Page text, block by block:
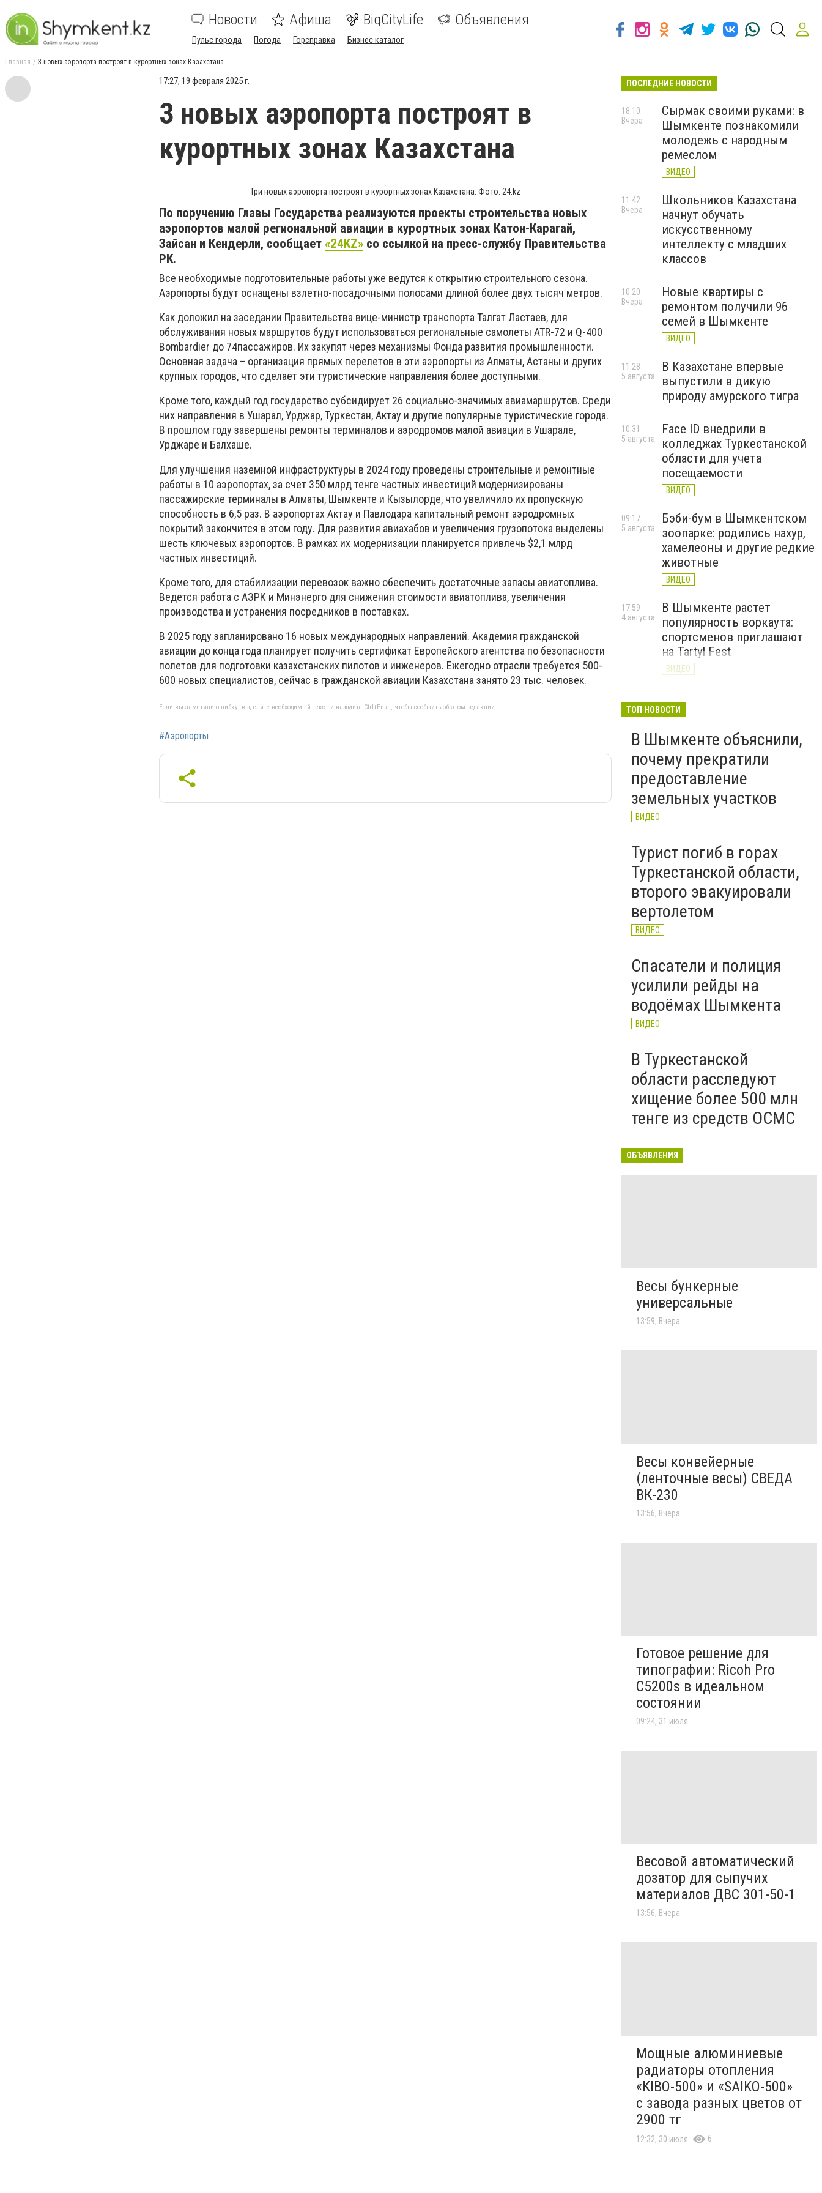
Новости Афиша BigCityLife Объявления
Пульс города Погода Горсправка Бизнес каталог
Главная 3 новых аэропорта построят в курортных зонах Казахстана
17:27, 19 февраля 2025 г.
3 новых аэропорта построят в
курортных зонах Казахстана
Три новых аэропорта построят в курортных зонах Казахстана. Фото: 24.kz
По поручению Главы Государства реализуются проекты строительства новых
аэропортов малой региональной авиации в курортных зонах Катон-Карагай,
Зайсан и Кендерли, сообщает «24KZ» со ссылкой на пресс-службу Правительства
РК.
Все необходимые подготовительные работы уже ведутся к открытию строительного сезона.
Аэропорты будут оснащены взлетно-посадочными полосами длиной более двух тысяч метров.
Как доложил на заседании Правительства вице-министр транспорта Талгат Ластаев, для
обслуживания новых маршрутов будут использоваться региональные самолеты ATR-72 и Q-400
Bombardier до 74пассажиров. Их закупят через механизмы Фонда развития промышленности.
Основная задача – организация прямых перелетов в эти аэропорты из Алматы, Астаны и других
крупных городов, что сделает эти туристические направления более доступными.
Кроме того, каждый год государство субсидирует 26 социально-значимых авиамаршрутов. Среди
них направления в Ушарал, Урджар, Туркестан, Актау и другие популярные туристические города.
В прошлом году завершены ремонты терминалов и аэродромов малой авиации в Ушарале,
Урджаре и Балхаше.
Для улучшения наземной инфраструктуры в 2024 году проведены строительные и ремонтные
работы в 10 аэропортах, за счет 350 млрд тенге частных инвестиций модернизированы
пассажирские терминалы в Алматы, Шымкенте и Кызылорде, что увеличило их пропускную
способность в 6,5 раз. В аэропортах Актау и Павлодара капитальный ремонт аэродромных
покрытий закончится в этом году. Для развития авиахабов и увеличения грузопотока выделены
шесть ключевых аэропортов. В рамках их модернизации планируется привлечь $2,1 млрд
частных инвестиций.
Кроме того, для стабилизации перевозок важно обеспечить достаточные запасы авиатоплива.
Ведется работа с АЗРК и Минэнерго для снижения стоимости авиатоплива, увеличения
производства и устранения посредников в поставках.
В 2025 году запланировано 16 новых международных направлений. Академия гражданской
авиации до конца года планирует получить сертификат Европейского агентства по безопасности
полетов для подготовки казахстанских пилотов и инженеров. Ежегодно отрасли требуется 500-
600 новых специалистов, сейчас в гражданской авиации Казахстана занято 23 тыс. человек.
Если вы заметили ошибку, выделите необходимый текст и нажмите Ctrl+Enter, чтобы сообщить об этом редакции
#Аэропорты
ПОСЛЕДНИЕ НОВОСТИ
Сырмак своими руками: в
Шымкенте познакомили
молодежь с народным
ремеслом
ВИДЕО
18:10
Вчера
Школьников Казахстана
начнут обучать
искусственному
интеллекту с младших
классов
11:42
Вчера
Новые квартиры с
ремонтом получили 96
семей в Шымкенте
ВИДЕО
10:20
Вчера
В Казахстане впервые
выпустили в дикую
природу амурского тигра
11:28
5 августа
Face ID внедрили в
колледжах Туркестанской
области для учета
посещаемости
ВИДЕО
10:31
5 августа
Бэби-бум в Шымкентском
зоопарке: родились нахур,
хамелеоны и другие редкие
животные
ВИДЕО
09:17
5 августа
В Шымкенте растет
популярность воркаута:
спортсменов приглашают
на Tartyl Fest
ВИДЕО
17:59
4 августа
начала подготовку к
2026–2027
ВИДЕО
4 августа
ТОП НОВОСТИ
В Шымкенте объяснили,
почему прекратили
предоставление
земельных участков
ВИДЕО
Турист погиб в горах
Туркестанской области,
второго эвакуировали
вертолетом
ВИДЕО
Спасатели и полиция
усилили рейды на
водоёмах Шымкента
ВИДЕО
В Туркестанской
области расследуют
хищение более 500 млн
тенге из средств ОСМС
ОБЪЯВЛЕНИЯ
Весы бункерные
универсальные
13:59, Вчера
Весы конвейерные
(ленточные весы) СВЕДА
ВК-230
13:56, Вчера
Готовое решение для
типографии: Ricoh Pro
C5200s в идеальном
состоянии
09:24, 31 июля
Весовой автоматический
дозатор для сыпучих
материалов ДВС 301-50-1
13:56, Вчера
Мощные алюминиевые
радиаторы отопления
«KIBO-500» и «SAIKO-500»
с завода разных цветов от
2900 тг
12:32, 30 июля 6